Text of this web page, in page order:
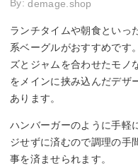
By:demage.shop
ランチタイムや朝食といっ
系ベーグルがおすすめです
ズとジャムを合わせたモノ
をメインに挟み込んだデザ
あります。
ハンバーガーのように手軽
ジせずに済むので調理の手
事を済ませられます。